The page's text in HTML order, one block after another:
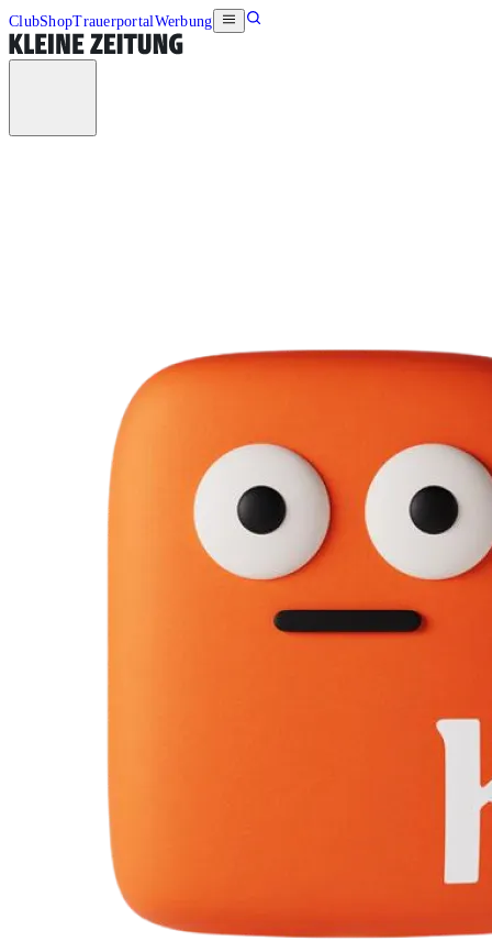
ClubShopTrauerportalWerbung